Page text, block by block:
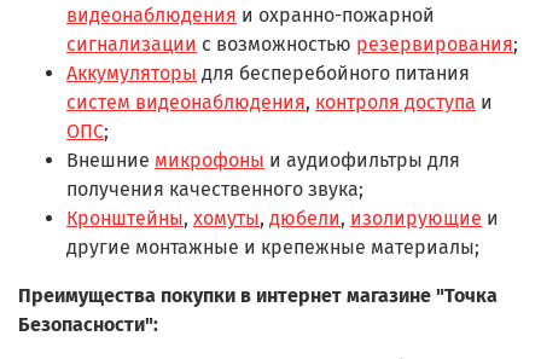
видеонаблюдения и охранно-пожарной
сигнализации с возможностью резервирования;
Аккумуляторы для бесперебойного питания
систем видеонаблюдения, контроля доступа и
ОПС;
Внешние микрофоны и аудиофильтры для
получения качественного звука;
Кронштейны, хомуты, дюбели, изолирующие и
другие монтажные и крепежные материалы;
Преимущества покупки в интернет магазине "Точка
Безопасности":